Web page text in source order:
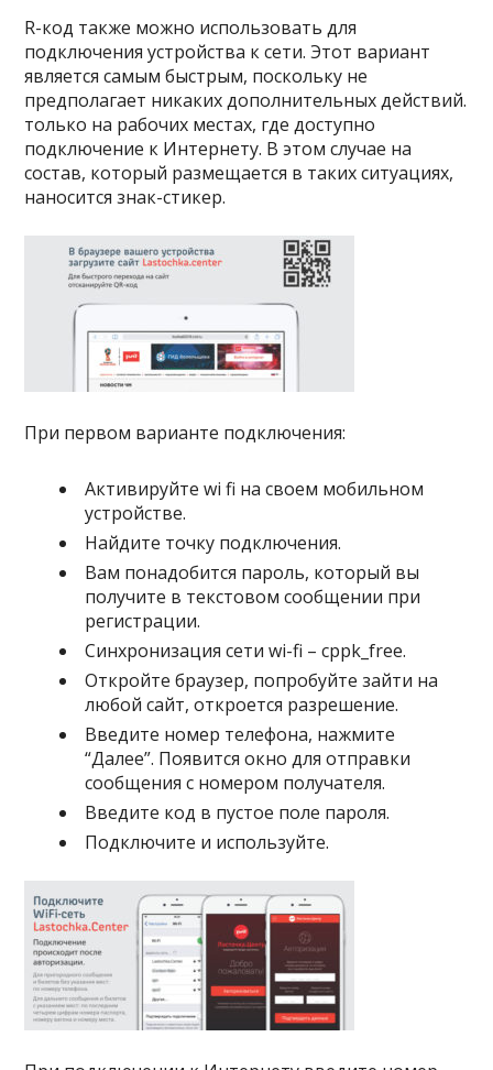
R-код также можно использовать для
подключения устройства к сети. Этот вариант
является самым быстрым, поскольку не
предполагает никаких дополнительных действий.
только на рабочих местах, где доступно
подключение к Интернету. В этом случае на
состав, который размещается в таких ситуациях,
наносится знак-стикер.
При первом варианте подключения:
Активируйте wi fi на своем мобильном
устройстве.
Найдите точку подключения.
Вам понадобится пароль, который вы
получите в текстовом сообщении при
регистрации.
Синхронизация сети wi-fi – cppk_free.
Откройте браузер, попробуйте зайти на
любой сайт, откроется разрешение.
Введите номер телефона, нажмите
“Далее”. Появится окно для отправки
сообщения с номером получателя.
Введите код в пустое поле пароля.
Подключите и используйте.